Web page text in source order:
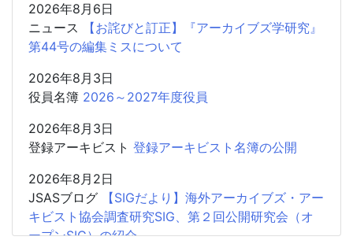
2026年8月6日
ニュース
【お詫びと訂正】『アーカイブズ学研究』
第44号の編集ミスについて
2026年8月3日
役員名簿 2026～2027年度役員
2026年8月3日
登録アーキビスト 登録アーキビスト名簿の公開
2026年8月2日
JSASブログ
【SIGだより】海外アーカイブズ・アー
キビスト協会調査研究SIG、第２回公開研究会（オ
ープンSIG）の紹介